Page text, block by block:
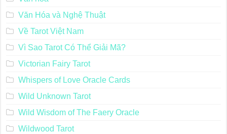
Văn Hóa và Nghệ Thuật
Về Tarot Việt Nam
Vì Sao Tarot Có Thể Giải Mã?
Victorian Fairy Tarot
Whispers of Love Oracle Cards
Wild Unknown Tarot
Wild Wisdom of The Faery Oracle
Wildwood Tarot